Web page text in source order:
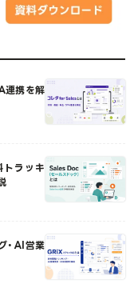
連携を解
トラッキ
・AI営業